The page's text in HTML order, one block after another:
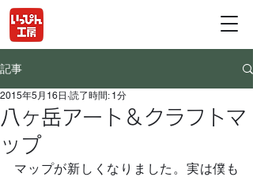
記事
八ヶ岳アート＆クラフトマ
ップ
2015年5月16日 読了時間: 1分
マップが新しくなりました。実は僕も